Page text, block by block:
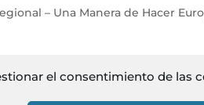
el consentimiento de las
– Una Manera de Hacer